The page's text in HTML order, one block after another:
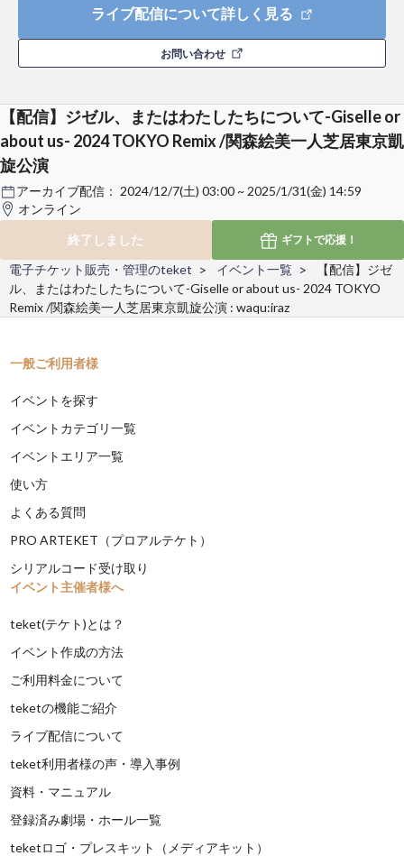
ライブ配信について詳しく見る
お問い合わせ
【配信】ジゼル、またはわたしたちについて-Giselle or
about us- 2024 TOKYO Remix /関森絵美一人芝居東京凱
旋公演
アーカイブ配信： 2024/12/7(土) 03:00 ~ 2025/1/31(金) 14:59
オンライン
終了しました
ギフトで応援！
電子チケット販売・管理のteket イベント一覧
【配信】ジゼ
ル、またはわたしたちについて-Giselle or about us- 2024 TOKYO
Remix /関森絵美一人芝居東京凱旋公演 : waqu:iraz
一般ご利用者様
イベントを探す
イベントカテゴリ一覧
イベントエリア一覧
使い方
よくある質問
PRO ARTEKET（プロアルテケト）
シリアルコード受け取り
イベント主催者様へ
teket(テケト)とは？
イベント作成の方法
ご利用料金について
teketの機能ご紹介
ライブ配信について
teket利用者様の声・導入事例
資料・マニュアル
登録済み劇場・ホール一覧
teketロゴ・プレスキット（メディアキット）